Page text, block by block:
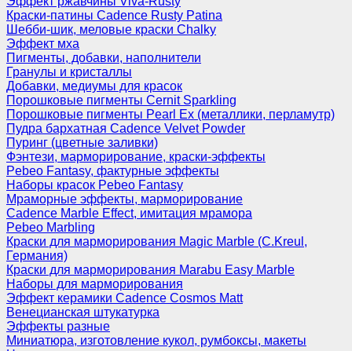
Краски-патины Cadence Rusty Patina
Шебби-шик, меловые краски Chalky
Эффект мха
Пигменты, добавки, наполнители
Гранулы и кристаллы
Добавки, медиумы для красок
Порошковые пигменты Cernit Sparkling
Порошковые пигменты Pearl Ex (металлики, перламутр)
Пудра бархатная Cadence Velvet Powder
Пуринг (цветные заливки)
Фэнтези, марморирование, краски-эффекты
Pebeo Fantasy, фактурные эффекты
Наборы красок Pebeo Fantasy
Мраморные эффекты, марморирование
Cadence Marble Effect, имитация мрамора
Pebeo Marbling
Краски для марморирования Magic Marble (C.Kreul,
Германия)
Краски для марморирования Marabu Easy Marble
Наборы для марморирования
Эффект керамики Cadence Cosmos Matt
Венецианская штукатурка
Эффекты разные
Миниатюра, изготовление кукол, румбоксы, макеты